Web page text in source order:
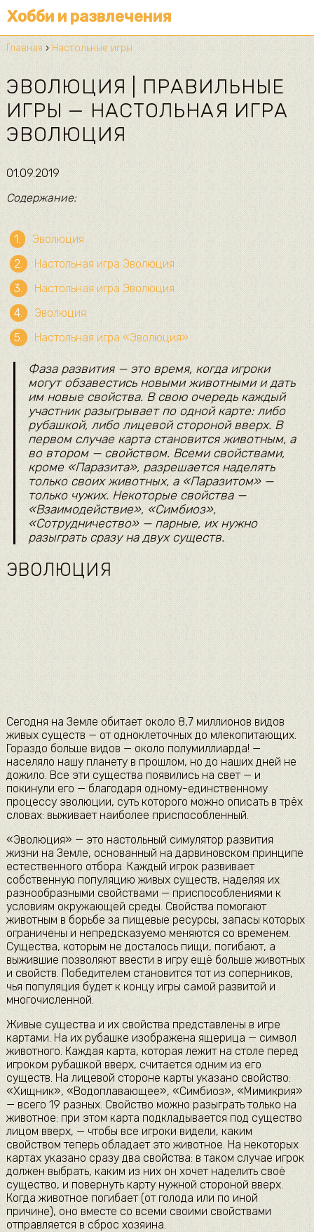
Хобби и развлечения
Главная › Настольные игры
ЭВОЛЮЦИЯ | ПРАВИЛЬНЫЕ
ИГРЫ — НАСТОЛЬНАЯ ИГРА
ЭВОЛЮЦИЯ
01.09.2019
Содержание:
Эволюция
Настольная игра Эволюция
Настольная игра Эволюция
Эволюция
Настольная игра «Эволюция»
Фаза развития — это время, когда игроки
могут обзавестись новыми животными и дать
им новые свойства. В свою очередь каждый
участник разыгрывает по одной карте: либо
рубашкой, либо лицевой стороной вверх. В
первом случае карта становится животным, а
во втором — свойством. Всеми свойствами,
кроме «Паразита», разрешается наделять
только своих животных, а «Паразитом» —
только чужих. Некоторые свойства —
«Взаимодействие», «Симбиоз»,
«Сотрудничество» — парные, их нужно
разыграть сразу на двух существ.
ЭВОЛЮЦИЯ
Сегодня на Земле обитает около 8,7 миллионов видов
живых существ — от одноклеточных до млекопитающих.
Гораздо больше видов — около полумиллиарда! —
населяло нашу планету в прошлом, но до наших дней не
дожило. Все эти существа появились на свет — и
покинули его — благодаря одному-единственному
процессу эволюции, суть которого можно описать в трёх
словах: выживает наиболее приспособленный.
«Эволюция» — это настольный симулятор развития
жизни на Земле, основанный на дарвиновском принципе
естественного отбора. Каждый игрок развивает
собственную популяцию живых существ, наделяя их
разнообразными свойствами — приспособлениями к
условиям окружающей среды. Свойства помогают
животным в борьбе за пищевые ресурсы, запасы которых
ограничены и непредсказуемо меняются со временем.
Существа, которым не досталось пищи, погибают, а
выжившие позволяют ввести в игру ещё больше животных
и свойств. Победителем становится тот из соперников,
чья популяция будет к концу игры самой развитой и
многочисленной.
Живые существа и их свойства представлены в игре
картами. На их рубашке изображена ящерица — символ
животного. Каждая карта, которая лежит на столе перед
игроком рубашкой вверх, считается одним из его
существ. На лицевой стороне карты указано свойство:
«Хищник», «Водоплавающее», «Симбиоз», «Мимикрия»
— всего 19 разных. Свойство можно разыграть только на
животное: при этом карта подкладывается под существо
лицом вверх, — чтобы все игроки видели, каким
свойством теперь обладает это животное. На некоторых
картах указано сразу два свойства: в таком случае игрок
должен выбрать, каким из них он хочет наделить своё
существо, и повернуть карту нужной стороной вверх.
Когда животное погибает (от голода или по иной
причине), оно вместе со всеми своими свойствами
отправляется в сброс хозяина.